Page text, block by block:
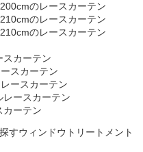
のレースカーテン
のレースカーテン
のレースカーテン
スカーテン
スカーテン
ースカーテン
レースカーテン
カーテン
ウィンドウトリートメント